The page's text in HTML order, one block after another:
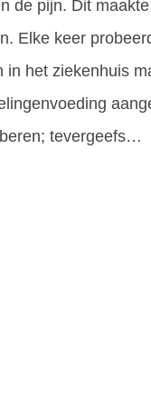
de pijn. Dit
Elke keer
in het ziekenhuis
tevergeefs…